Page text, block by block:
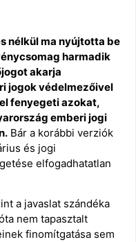
nélkül ma nyújtotta be
harmadik
akarja
jogok védelmezőivel
fenyegeti azokat,
emberi jogi
Bár a korábbi verziók
és jogi
elfogadhatatlan
a javaslat szándéka
nem tapasztalt
finomítgatása sem